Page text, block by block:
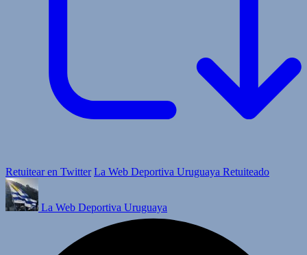
Retuitear en Twitter La Web Deportiva Uruguaya Retuiteado
La Web Deportiva Uruguaya